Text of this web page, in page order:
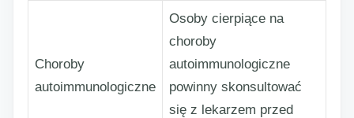
Choroby
autoimmunologiczne
Osoby cierpiące na
choroby
autoimmunologiczne
powinny skonsultować
się z lekarzem przed